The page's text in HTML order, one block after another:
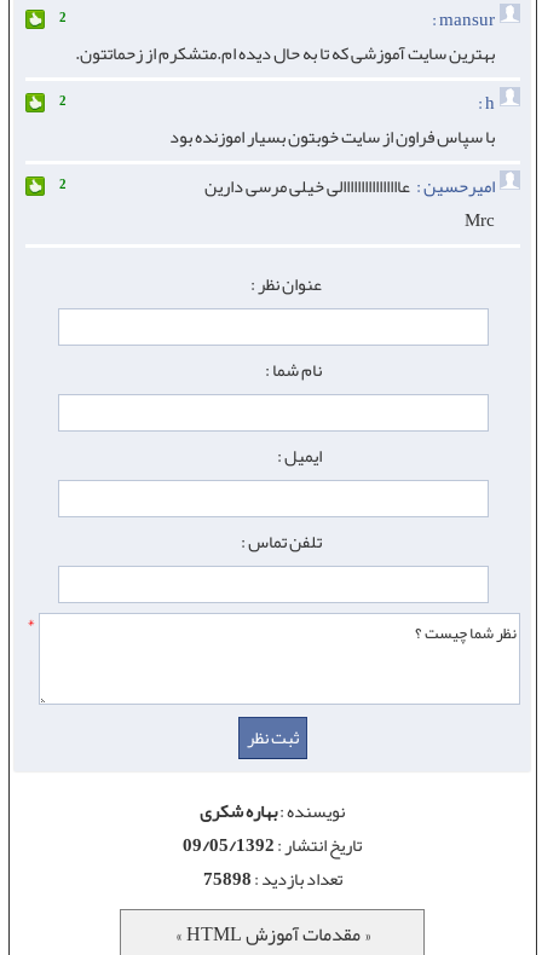
mansur :
2
بهترین سایت آموزشی که تا به حال دیده ام.متشکرم از زحماتتون.
h :
2
با سپاس فراون از سایت خوبتون بسیار اموزنده بود
امیرحسین : عاااااااااااااااالی خیلی مرسی دارین 2
Mrc
عنوان نظر :
نام شما :
ایمیل :
تلفن تماس :
*
نویسنده :بهاره شکری
تاریخ انتشار :09/05/1392
تعداد بازدید :75898
« مقدمات آموزش HTML »